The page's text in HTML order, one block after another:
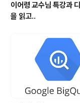
이어령 교수님 특강과
을 읽고..